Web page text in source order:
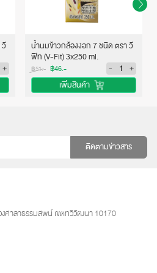
+
น้ำนมข้าวกล้องงอก 7 ชนิด ตรา วี
ฟิท (V-Fit) 3x250 ml.
฿51.- ฿46.- -
+
เพิ่มสินค้า
ติดตามข่าวสาร
ศาลาธรรมสพน์ เขตทวีวัฒนา 10170